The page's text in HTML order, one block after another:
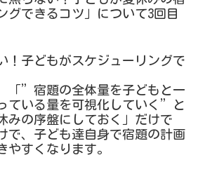
グできるコツ」について3回目
子どもがスケジューリングで
「”宿題の全体量を子どもと一
ている量を可視化していく”と
みの序盤にしておく」だけで
で、子ども達自身で宿題の計画
やすくなります。